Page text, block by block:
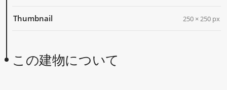
Thumbnail 250 × 250 px
この建物について